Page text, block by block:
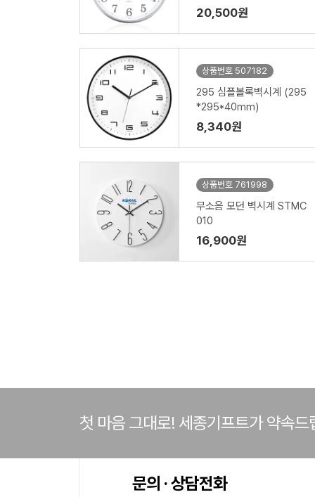
20,500원
상품번호 507182
295 심플볼록벽시계 (295
*295*40mm)
8,340원
상품번호 761998
무소음 모던 벽시계 STMC
010
16,900원
첫 마음 그대로! 세종기프트가 약속드
문의 · 상담전화